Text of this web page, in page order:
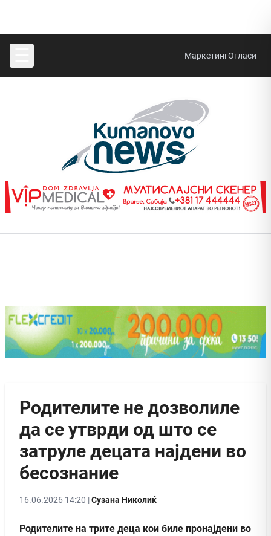
МаркетингОгласи
Родителите не дозволиле
да се утврди од што се
затруле децата најдени во
бесознание
16.06.2026 14:20 |Сузана Николиќ
Родителите на трите деца кои биле пронајдени во